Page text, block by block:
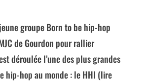
groupe Born to be hip-hop
de Gourdon pour rallier
déroulée l’une des plus grandes
hip-hop au monde : le HHI (lire